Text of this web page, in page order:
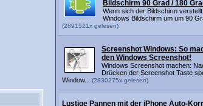
Bildschirm 90 Grad / 180
Wenn sich der Bildschirm
Windows Bildschirm um um 90
(2891521x gelesen)
Screenshot Windows: So
den Windows Screenshot!
Windows Screenshot machen:
Drücken der Screenshot Taste
Window...(2830275x gelesen)
Lustige Pannen mit der iPhone Auto-